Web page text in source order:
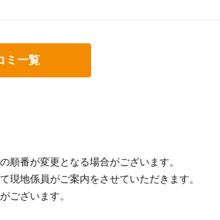
順番が変更となる場合がございます。
現地係員がご案内をさせていただきます。
ございます。